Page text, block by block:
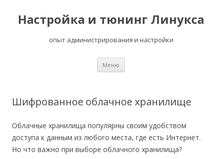
Настройка и тюнинг Линукса
опыт администрирования и настройки
Меню
Шифрованное облачное хранилище
Облачные хранилища популярны своим удобством
доступа к данным из любого места, где есть Интернет.
Но что важно при выборе облачного хранилища?